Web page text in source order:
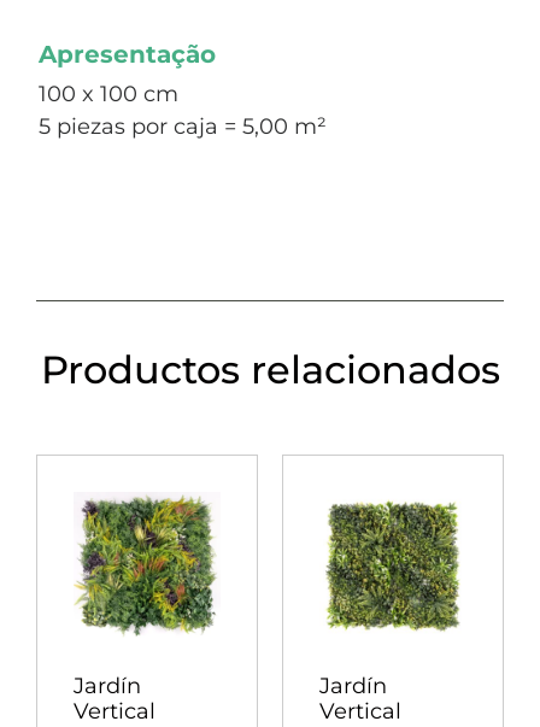
Apresentação
100 x 100 cm
5 piezas por caja = 5,00 m²
Productos relacionados
Jardín
Vertical
Jardín
Vertical